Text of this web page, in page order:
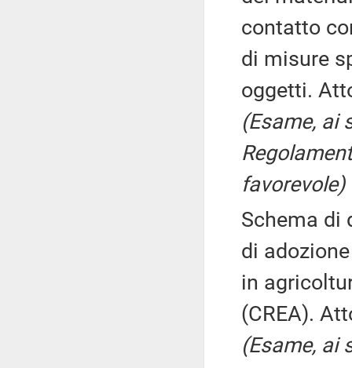
contatto
di misure
oggetti.
(Esame, ai
favorevole)
Schema di
di
in
(CREA).
(Esame, ai